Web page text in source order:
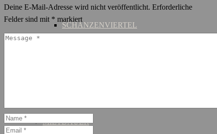
SCHANZENVIERTEL
MIETDAUER
Deine E-Mail-Adresse wird nicht veröffentlicht. Erforderliche
Felder sind mit * markiert